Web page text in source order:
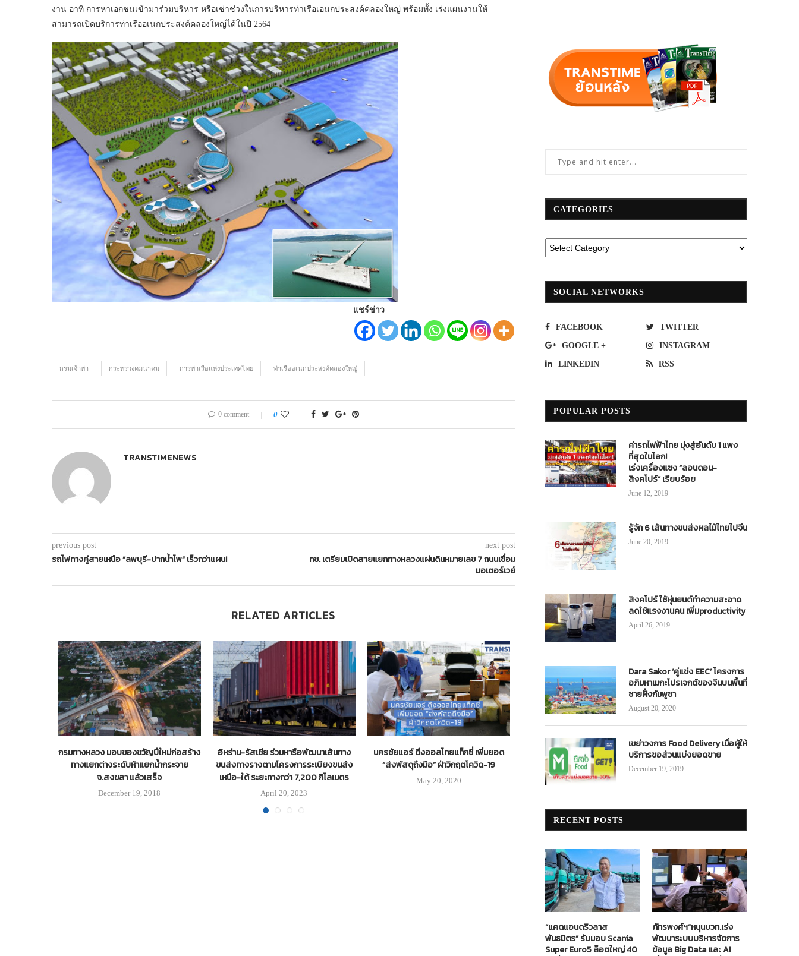
งาน อาทิ การหาเอกชนเข้ามาร่วมบริหาร หรือเช่าช่วงในการบริหารท่าเรือเอนกประสงค์คลองใหญ่ พร้อมทั้ง เร่งแผนงานให้
สามารถเปิดบริการท่าเรืออเนกประสงค์คลองใหญ่ได้ในปี 2564
แชร์ข่าว
กรมเจ้าท่า กระทรวงคมนาคม การท่าเรือแห่งประเทศไทย ท่าเรืออเนกประสงค์คลองใหญ่
0 comment 0
TRANSTIMENEWS
previous post
รถไฟทางคู่สายเหนือ “ลพบุรี-ปากน้ำโพ” เร็วกว่าแผน!
next post
ทช. เตรียมเปิดสายแยกทางหลวงแผ่นดินหมายเลข 7 ถนนเชื่อม
มอเตอร์เวย์
RELATED ARTICLES
กรมทางหลวง มอบของขวัญปีใหม่ก่อสร้าง
ทางแยกต่างระดับห้าแยกน้ำกระจาย
จ.สงขลา แล้วเสร็จ
December 19, 2018
อิหร่าน-รัสเซีย ร่วมหารือพัฒนาเส้นทาง
ขนส่งทางรางตามโครงการระเบียงขนส่ง
เหนือ-ใต้ ระยะทางกว่า 7,200 กิโลเมตร
April 20, 2023
นครชัยแอร์ ดึงออลไทยแท็กซี่ เพิ่มยอด
“ส่งพัสดุถึงมือ” ฝ่าวิกฤตโควิด-19
May 20, 2020
LEO ทุ่มงบ 150 ล้าน ปิดดีล บ.ขนส่งสินค้า
“Chemical Logistics”...
June 14, 2023
BEST Express ชูนวัตกรรมศูนย์กร
CATEGORIES
SOCIAL NETWORKS
FACEBOOK TWITTER
GOOGLE + INSTAGRAM
LINKEDIN RSS
POPULAR POSTS
ค่ารถไฟฟ้าไทย มุ่งสู่อันดับ 1 แพง
ที่สุดในโลก!
เร่งเครื่องแซง “ลอนดอน-
สิงคโปร์” เรียบร้อย
June 12, 2019
รู้จัก 6 เส้นทางขนส่งผลไม้ไทยไปจีน
June 20, 2019
สิงคโปร์ ใช้หุ่นยนต์ทำความสะอาด
ลดใช้แรงงานคน เพิ่มproductivity
April 26, 2019
Dara Sakor ‘คู่แข่ง EEC’ โครงการ
อภิมหาเมกะโปรเจกต์ของจีนบนพื้นที่
ชายฝั่งกัมพูชา
August 20, 2020
เขย่าวงการ Food Delivery เมื่อผู้ให้
บริการขอส่วนแบ่งยอดขาย
December 19, 2019
RECENT POSTS
“แคดแอนดริวลาส
พันธมิตร” รับมอบ Scania
Super Euro5 ล็อตใหญ่ 40
ภัทรพงศ์ฯ”หนุนบวท.เร่ง
พัฒนาระบบบริหารจัดการ
ข้อมูล Big Data และ AI